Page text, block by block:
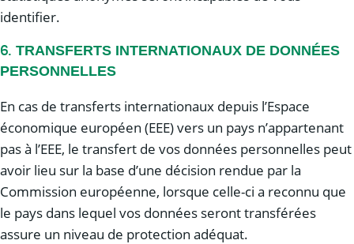
identifier.
6. TRANSFERTS INTERNATIONAUX DE DONNÉES
PERSONNELLES
En cas de transferts internationaux depuis l’Espace
économique européen (EEE) vers un pays n’appartenant
pas à l’EEE, le transfert de vos données personnelles peut
avoir lieu sur la base d’une décision rendue par la
Commission européenne, lorsque celle-ci a reconnu que
le pays dans lequel vos données seront transférées
assure un niveau de protection adéquat.